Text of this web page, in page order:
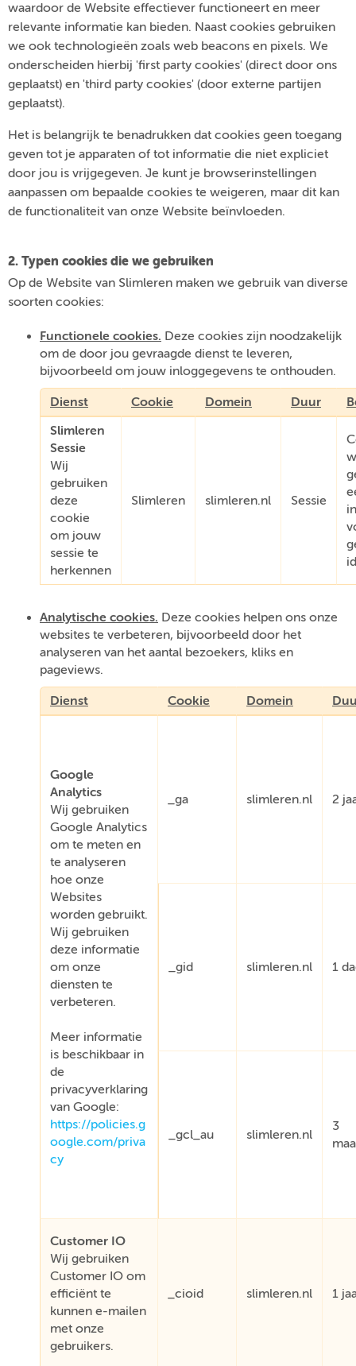
waardoor de Website effectiever functioneert en meer
relevante informatie kan bieden. Naast cookies gebruiken
we ook technologieën zoals web beacons en pixels. We
onderscheiden hierbij 'first party cookies' (direct door ons
geplaatst) en 'third party cookies' (door externe partijen
geplaatst).
Het is belangrijk te benadrukken dat cookies geen toegang
geven tot je apparaten of tot informatie die niet expliciet
door jou is vrijgegeven. Je kunt je browserinstellingen
aanpassen om bepaalde cookies te weigeren, maar dit kan
de functionaliteit van onze Website beïnvloeden.
2. Typen cookies die we gebruiken
Op de Website van Slimleren maken we gebruik van diverse
soorten cookies:
Functionele cookies. Deze cookies zijn noodzakelijk
om de door jou gevraagde dienst te leveren,
bijvoorbeeld om jouw inloggegevens te onthouden.
Dienst Cookie Domein Duur
Slimleren
Sessie
Wij
gebruiken
deze
cookie
om jouw
sessie te
herkennen
Slimleren slimleren.nl Sessie
Analytische cookies. Deze cookies helpen ons onze
websites te verbeteren, bijvoorbeeld door het
analyseren van het aantal bezoekers, kliks en
pageviews.
Dienst Cookie Domein
Google
Analytics
Wij gebruiken
Google Analytics
om te meten en
te analyseren
hoe onze
Websites
worden gebruikt.
Wij gebruiken
deze informatie
om onze
diensten te
verbeteren.
Meer informatie
is beschikbaar in
de
privacyverklaring
van Google:
https://policies.g
oogle.com/priva
cy
_ga slimleren.nl 2
_gid slimleren.nl 1
_gcl_au slimleren.nl
3
Customer IO
Wij gebruiken
Customer IO om
efficiënt te
kunnen e-mailen
met onze
gebruikers.
_cioid slimleren.nl 1